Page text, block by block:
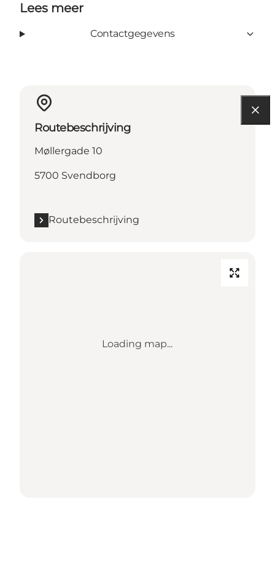
Lees meer
Contactgegevens
Routebeschrijving
Møllergade 10
5700 Svendborg
Routebeschrijving
Loading map...